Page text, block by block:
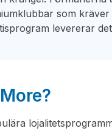
som
levererar